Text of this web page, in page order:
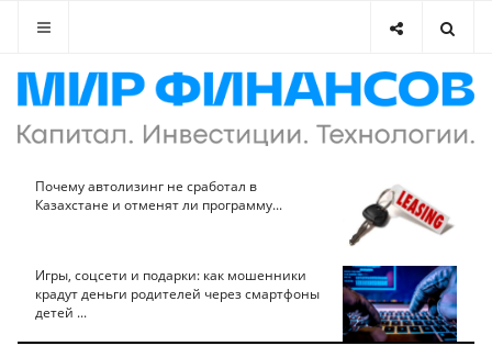
Почему автолизинг не сработал в
Казахстане и отменят ли программу...
Игры, соцсети и подарки: как мошенники
крадут деньги родителей через смартфоны
детей ...